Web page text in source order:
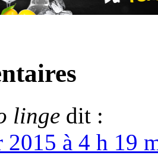
linge dit :
2015 à 4 h 19